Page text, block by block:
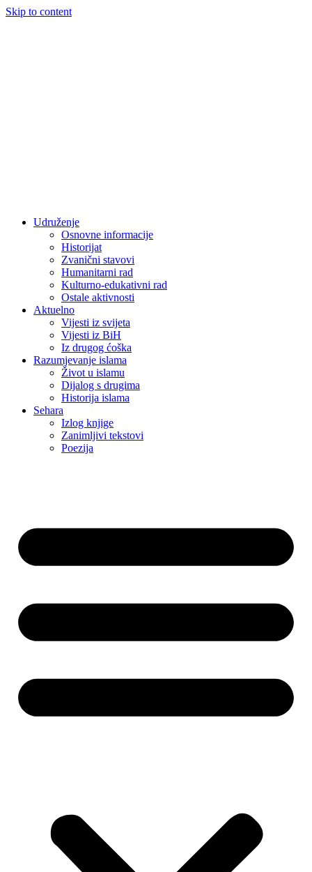
Skip to content
Udruženje
Osnovne informacije
Historijat
Zvanični stavovi
Humanitarni rad
Kulturno-edukativni rad
Ostale aktivnosti
Aktuelno
Vijesti iz svijeta
Vijesti iz BiH
Iz drugog ćoška
Razumjevanje islama
Život u islamu
Dijalog s drugima
Historija islama
Sehara
Izlog knjige
Zanimljivi tekstovi
Poezija